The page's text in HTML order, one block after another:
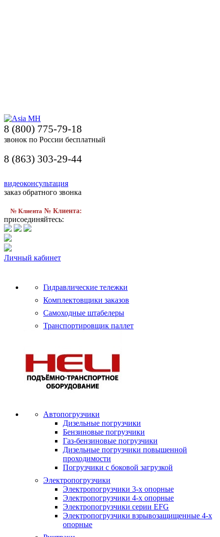
8 (800) 775-79-18
звонок по России бесплатный
8 (863) 303-29-44
видеоконсультация
заказ обратного звонка
№ Клиента № Клиента:
присоединяйтесь:
Личный кабинет
Гидравлические тележки
Комплектовщики заказов
Самоходные штабелеры
Транспортировщик паллет
Автопогрузчики
Дизельные погрузчики
Бензиновые погрузчики
Газ-бензиновые погрузчики
Дизельные погрузчики повышенной
проходимости
Погрузчики с боковой загрузкой
Электропогрузчики
Электропогрузчики 3-х опорные
Электропогрузчики 4-х опорные
Электропогрузчики серии EFG
Электропогрузчики взрывозащищенные 4-х
опорные